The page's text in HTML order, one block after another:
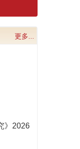
更多...
》2026